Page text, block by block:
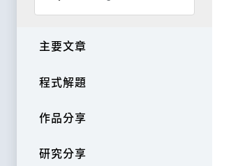
主要文章
程式解題
作品分享
研究分享